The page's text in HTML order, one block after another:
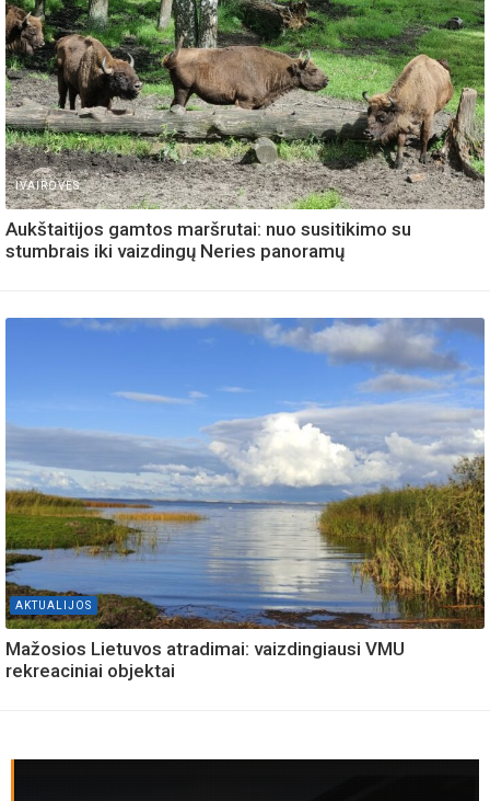
IVAIROVES
Aukštaitijos gamtos maršrutai: nuo susitikimo su
stumbrais iki vaizdingų Neries panoramų
AKTUALIJOS
Mažosios Lietuvos atradimai: vaizdingiausi VMU
rekreaciniai objektai